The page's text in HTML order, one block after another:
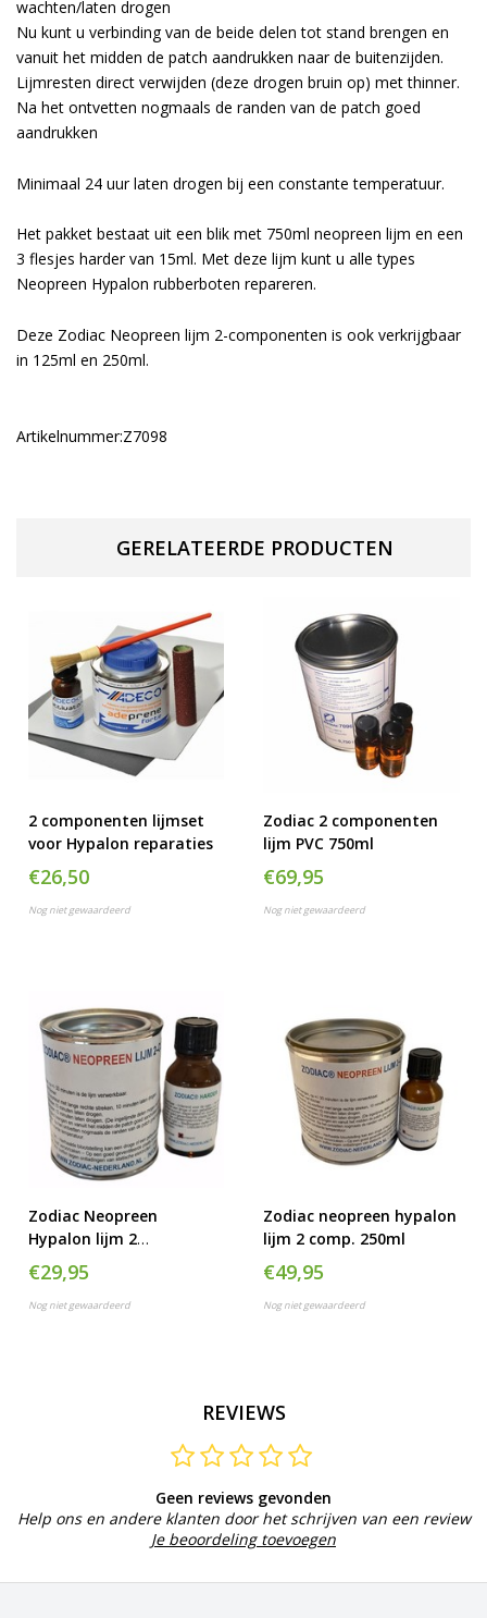
wachten/laten drogen
Nu kunt u verbinding van de beide delen tot stand brengen en
vanuit het midden de patch aandrukken naar de buitenzijden.
Lijmresten direct verwijden (deze drogen bruin op) met thinner.
Na het ontvetten nogmaals de randen van de patch goed
aandrukken
Minimaal 24 uur laten drogen bij een constante temperatuur.
Het pakket bestaat uit een blik met 750ml neopreen lijm en een
3 flesjes harder van 15ml. Met deze lijm kunt u alle types
Neopreen Hypalon rubberboten repareren.
Deze Zodiac Neopreen lijm 2-componenten is ook verkrijgbaar
in 125ml en 250ml.
Artikelnummer:Z7098
GERELATEERDE PRODUCTEN
2 componenten lijmset
voor Hypalon reparaties
€26,50
Nog niet gewaardeerd
Zodiac 2 componenten
lijm PVC 750ml
€69,95
Nog niet gewaardeerd
Zodiac Neopreen
Hypalon lijm 2
componenten, 125 ML
€29,95
Nog niet gewaardeerd
Zodiac neopreen hypalon
lijm 2 comp. 250ml
€49,95
Nog niet gewaardeerd
REVIEWS
Geen reviews gevonden
Help ons en andere klanten door het schrijven van een review
Je beoordeling toevoegen